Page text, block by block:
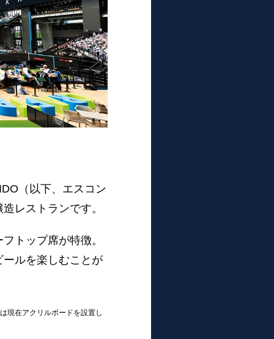
（以下、エスコン
レストランです。
トップ席が特徴。
ルを楽しむことが
現在アクリルボードを設置し